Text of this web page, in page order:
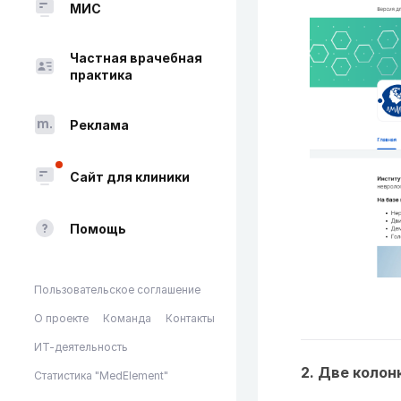
МИС
Частная врачебная
практика
Реклама
Сайт для клиники
Помощь
Пользовательское соглашение
О проекте Команда Контакты
ИТ-деятельность
Статистика "MedElement" 2. Две